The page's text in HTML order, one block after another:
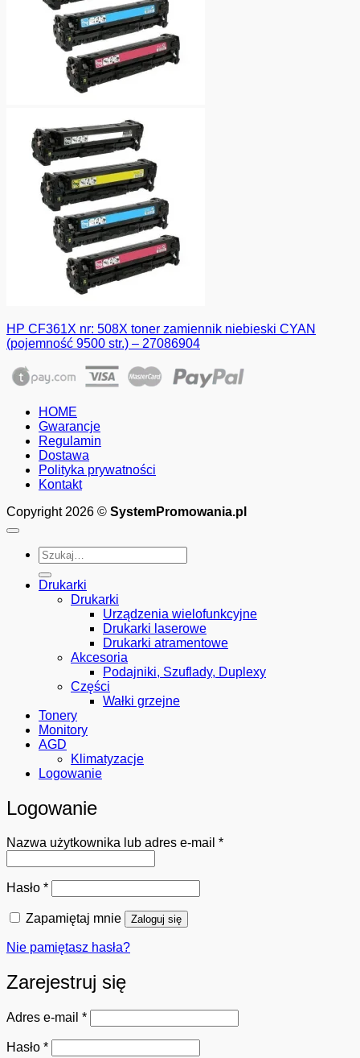
HP CF361X nr: 508X toner zamiennik niebieski CYAN
(pojemność 9500 str.) – 27086904
HOME
Gwarancje
Regulamin
Dostawa
Polityka prywatności
Kontakt
Copyright 2026 © SystemPromowania.pl
Szukaj:
Drukarki
Drukarki
Urządzenia wielofunkcyjne
Drukarki laserowe
Drukarki atramentowe
Akcesoria
Podajniki, Szuflady, Duplexy
Części
Wałki grzejne
Tonery
Monitory
AGD
Klimatyzacje
Logowanie
Logowanie
Nazwa użytkownika lub adres e-mail *Wymagane
Hasło *Wymagane
Zapamiętaj mnie Zaloguj się
Nie pamiętasz hasła?
Zarejestruj się
Adres e-mail *Wymagane
Hasło *Wymagane